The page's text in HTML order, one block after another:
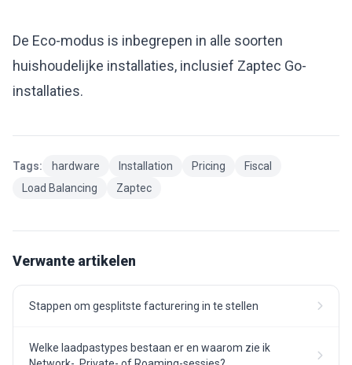
De Eco-modus is inbegrepen in alle soorten
huishoudelijke installaties, inclusief Zaptec Go-
installaties.
Tags: hardware Installation Pricing
Fiscal
Load Balancing
Zaptec
Verwante artikelen
Stappen om gesplitste facturering in te stellen
Welke laadpastypes bestaan er en waarom zie ik